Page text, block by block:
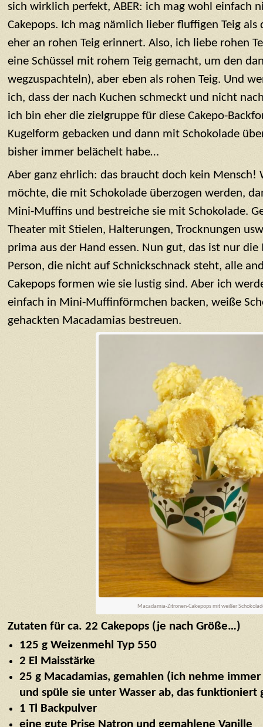
sich wirklich perfekt, ABER: ich mag wohl einfach
Cakepops. Ich mag nämlich lieber fluffigen Teig als
eher an rohen Teig erinnert. Also, ich liebe rohen
eine Schüssel mit rohem Teig gemacht, um den
wegzuspachteln), aber eben als rohen Teig. Und
ich, dass der nach Kuchen schmeckt und nicht
ich bin eher die zielgruppe für diese Cakepo-
Kugelform gebacken und dann mit Schokolade
bisher immer belächelt habe…
Aber ganz ehrlich: das braucht doch kein Mensch!
möchte, die mit Schokolade überzogen werden,
Mini-Muffins und bestreiche sie mit Schokolade.
Theater mit Stielen, Halterungen, Trocknungen
prima aus der Hand essen. Nun gut, das ist nur
Person, die nicht auf Schnickschnack steht, alle
Cakepops formen wie sie lustig sind. Aber ich
einfach in Mini-Muffinförmchen backen, weiße
gehackten Macadamias bestreuen.
Macadamia-Zitronen-Cakepops mit weißer
Zutaten für ca. 22 Cakepops (je nach Größe…)
125 g Weizenmehl Typ 550
2 El Maisstärke
25 g Macadamias, gemahlen (ich nehme
und spüle sie unter Wasser ab, das funktioniert
1 Tl Backpulver
eine gute Prise Natron und gemahlene Vanille